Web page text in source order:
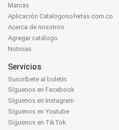
Marcas
Aplicación Catalogosofertas.com.co
Acerca de nosotros
Agregar catálogo
Noticias
Servicios
Suscríbete al boletín
Síguenos en Facebook
Síguenos en Instagram
Síguenos en Youtube
Síguenos en TikTok